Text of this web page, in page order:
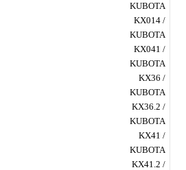
KUBOTA
KX014 /
KUBOTA
KX041 /
KUBOTA
KX36 /
KUBOTA
KX36.2 /
KUBOTA
KX41 /
KUBOTA
KX41.2 /